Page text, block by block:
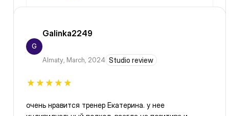
G
Galinka2249
Almaty, March, 2024 Studio review
очень нравится тренер Екатерина. у нее